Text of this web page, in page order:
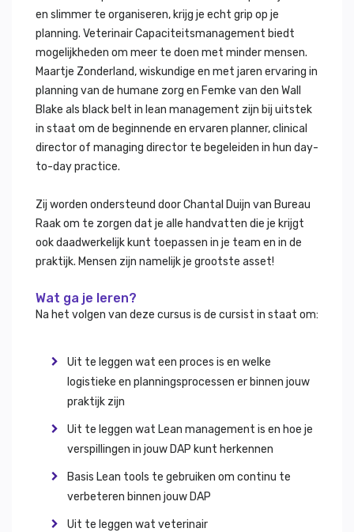
en slimmer te organiseren, krijg je echt grip op je
planning. Veterinair Capaciteitsmanagement biedt
mogelijkheden om meer te doen met minder mensen.
Maartje Zonderland, wiskundige en met jaren ervaring in
planning van de humane zorg en Femke van den Wall
Blake als black belt in lean management zijn bij uitstek
in staat om de beginnende en ervaren planner, clinical
director of managing director te begeleiden in hun day-
to-day practice.
Zij worden ondersteund door Chantal Duijn van Bureau
Raak om te zorgen dat je alle handvatten die je krijgt
ook daadwerkelijk kunt toepassen in je team en in de
praktijk. Mensen zijn namelijk je grootste asset!
Wat ga je leren?
Na het volgen van deze cursus is de cursist in staat om:
Uit te leggen wat een proces is en welke
logistieke en planningsprocessen er binnen jouw
praktijk zijn
Uit te leggen wat Lean management is en hoe je
verspillingen in jouw DAP kunt herkennen
Basis Lean tools te gebruiken om continu te
verbeteren binnen jouw DAP
Uit te leggen wat veterinair